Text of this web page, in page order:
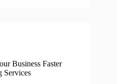
Business Faster
Services